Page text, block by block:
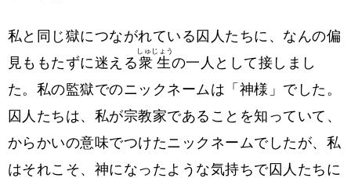
私と同じ獄につながれている囚人たちに、なんの偏
見ももたずに迷える衆生
しゅじょう
の一人として接しまし
た。私の監獄でのニックネームは「神様」でした。
囚人たちは、私が宗教家であることを知っていて、
からかいの意味でつけたニックネームでしたが、私
はそれこそ、神になったような気持ちで囚人たちに